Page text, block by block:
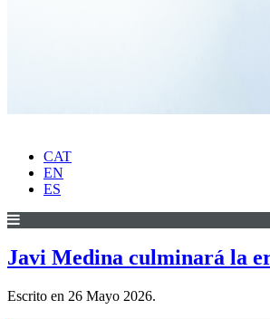
CAT
EN
ES
Javi Medina culminará la
Escrito en 26 Mayo 2026.